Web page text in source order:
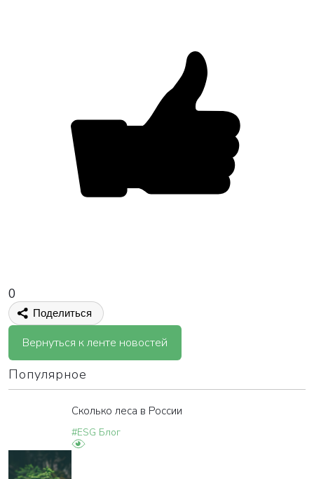
0
Поделиться
Вернуться к ленте новостей
Популярное
Сколько леса в России
#ESG Блог